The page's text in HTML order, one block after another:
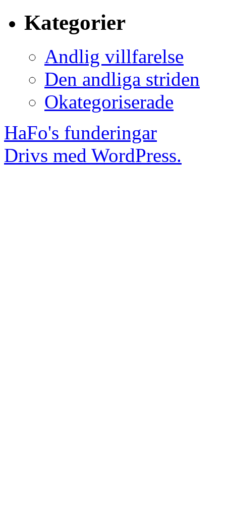
Kategorier
Andlig villfarelse
Den andliga striden
Okategoriserade
HaFo's funderingar
Drivs med WordPress.